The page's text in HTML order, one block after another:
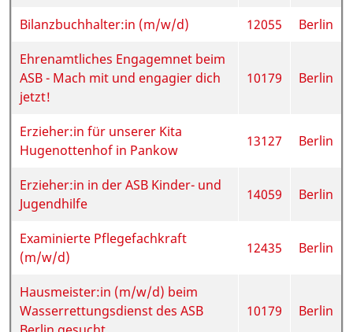
Bilanzbuchhalter:in (m/w/d) 12055
Berlin
Ehrenamtliches Engagemnet beim
ASB - Mach mit und engagier dich
jetzt!
10179 Berlin
Erzieher:in für unserer Kita
Hugenottenhof in Pankow
13127 Berlin
Erzieher:in in der ASB Kinder- und
Jugendhilfe
14059 Berlin
Examinierte Pflegefachkraft
(m/w/d)
12435 Berlin
Hausmeister:in (m/w/d) beim
Wasserrettungsdienst des ASB
10179 Berlin